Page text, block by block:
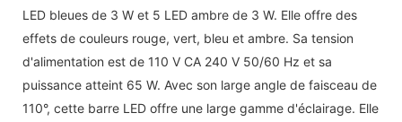
LED bleues de 3 W et 5 LED ambre de 3 W. Elle offre des
effets de couleurs rouge, vert, bleu et ambre. Sa tension
d'alimentation est de 110 V CA 240 V 50/60 Hz et sa
puissance atteint 65 W. Avec son large angle de faisceau de
110°, cette barre LED offre une large gamme d'éclairage. Elle